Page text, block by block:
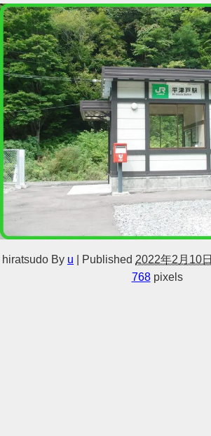
hiratsudo By u Published 2022年2月10日
768pixels